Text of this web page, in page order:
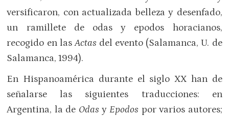
versificaron, con actualizada belleza y desenfado,
un ramillete de odas y epodos horacianos,
recogido en lasActas del evento (Salamanca, U. de
Salamanca, 1994).
En Hispanoamérica durante el siglo XX han de
señalarse las siguientes traducciones: en
Argentina, la de Odas yEpodos por varios autores;